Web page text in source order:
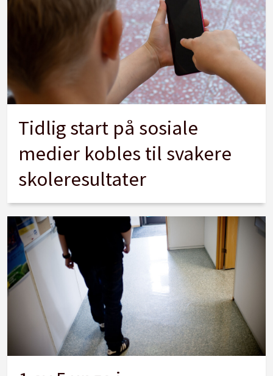
Tidlig start på sosiale
medier kobles til svakere
skoleresultater